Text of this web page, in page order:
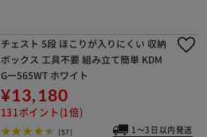
チェスト 5段 ほこりが入りにくい 収納
ボックス 工具不要 組み立て簡単 KDM
Gー565WT ホワイト
¥13,180
131ポイント(1倍)
(57) 1～3日以内発送